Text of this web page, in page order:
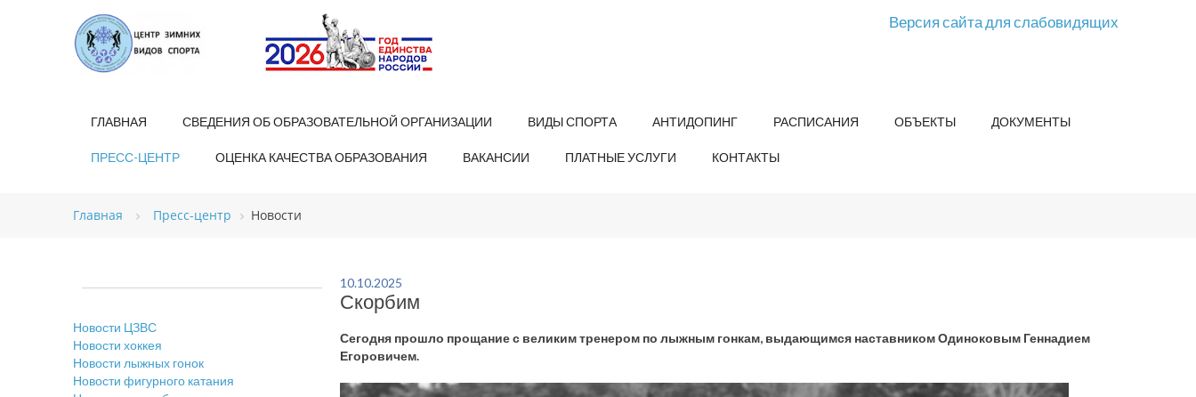
Версия сайта для слабовидящих
ГЛАВНАЯ СВЕДЕНИЯ ОБ ОБРАЗОВАТЕЛЬНОЙ ОРГАНИЗАЦИИ ВИДЫ СПОРТА АНТИДОПИНГ РАСПИСАНИЯ ОБЪЕКТЫ ДОКУМЕНТЫ
ПРЕСС-ЦЕНТР ОЦЕНКА КАЧЕСТВА ОБРАЗОВАНИЯ ВАКАНСИИ ПЛАТНЫЕ УСЛУГИ КОНТАКТЫ
Главная Пресс-центр Новости
10.10.2025
Скорбим
Сегодня прошло прощание с великим тренером по лыжным гонкам, выдающимся наставником Одиноковым Геннадием
Егоровичем.
Новости ЦЗВС
Новости хоккея
Новости лыжных гонок
Новости фигурного катания